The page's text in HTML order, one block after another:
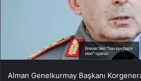
Alman Genelkurmay Başkanı